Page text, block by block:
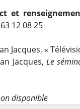
et
12 08 25
Jacques, «
Jacques,Le
disponible